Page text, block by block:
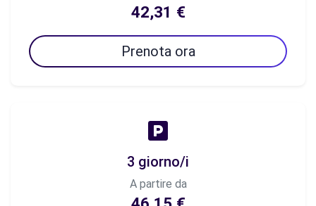
42,31 €
Prenota ora
3 giorno/i
A partire da